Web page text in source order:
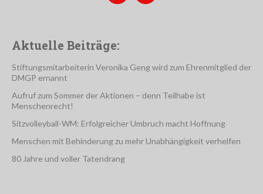
Aktuelle Beiträge:
Stiftungsmitarbeiterin Veronika Geng wird zum Ehrenmitglied der
DMGP ernannt
Aufruf zum Sommer der Aktionen – denn Teilhabe ist
Menschenrecht!
Sitzvolleyball-WM: Erfolgreicher Umbruch macht Hoffnung
Menschen mit Behinderung zu mehr Unabhängigkeit verhelfen
80 Jahre und voller Tatendrang